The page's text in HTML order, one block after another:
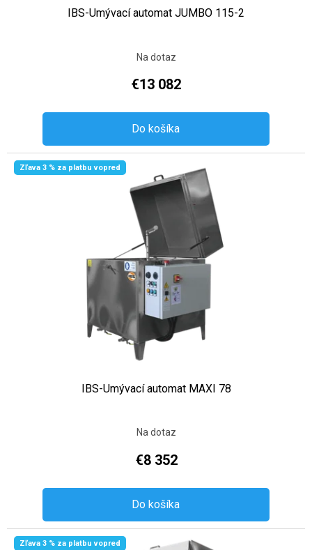
IBS-Umývací automat JUMBO 115-2
Na dotaz
€13 082
Do košíka
Zľava 3 % za platbu vopred
IBS-Umývací automat MAXI 78
Na dotaz
€8 352
Do košíka
Zľava 3 % za platbu vopred